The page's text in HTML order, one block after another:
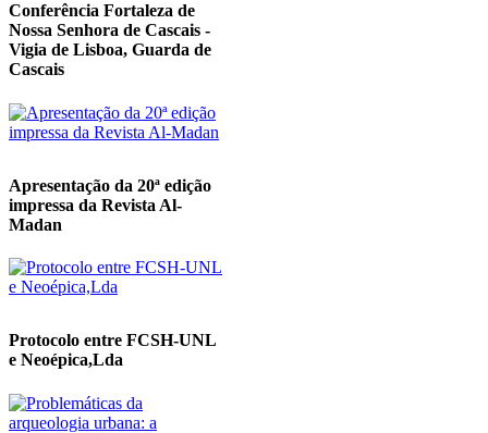
Conferência Fortaleza de
Nossa Senhora de Cascais -
Vigia de Lisboa, Guarda de
Cascais
Apresentação da 20ª edição
impressa da Revista Al-
Madan
Protocolo entre FCSH-UNL
e Neoépica,Lda